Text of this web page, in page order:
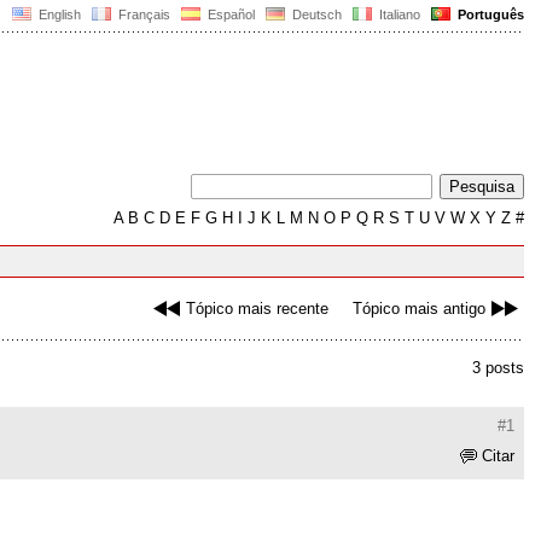
English Français Español Deutsch Italiano Português
AB C D E F G H J K L M N O P Q R S T U V W X Y Z #
Tópico mais recente Tópico mais antigo
3 posts
#1
Citar